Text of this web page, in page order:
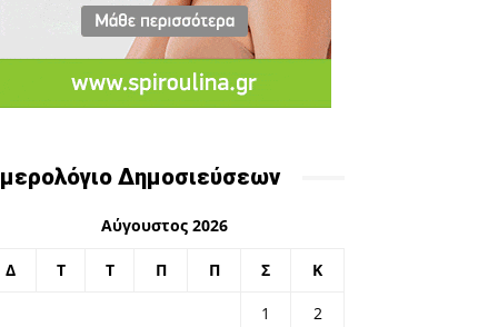
Δημοσιεύσεων
Αύγουστος 2026
Δ Τ Τ Π Π Σ Κ
1
2